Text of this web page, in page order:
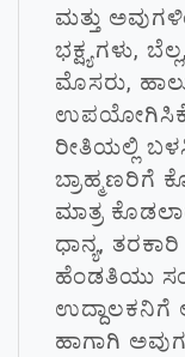
ಮತ್ತು
ಭಕ್ಷ್ಯಗಳು,
ಮೊಸರು,
ರೀತಿಯಲ್ಲಿ
ಬ್ರಾಹ್ಮಣರಿಗೆ
ಮಾತ್ರ
ಧಾನ್ಯ,
ಹೆಂಡತಿಯು
ಉದ್ದಾಲಕನಿಗೆ
ಹಾಗಾಗಿ